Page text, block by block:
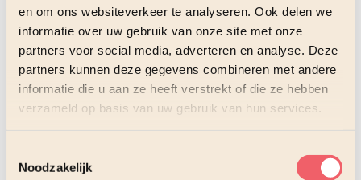
en om ons websiteverkeer te analyseren. Ook delen we
informatie over uw gebruik van onze site met onze
partners voor social media, adverteren en analyse. Deze
partners kunnen deze gegevens combineren met andere
informatie die u aan ze heeft verstrekt of die ze hebben
verzameld op basis van uw gebruik van hun services.
Noodzakelijk
ALLEEN HET ALLERBESTE
Wij werken met de
volgende partners samen